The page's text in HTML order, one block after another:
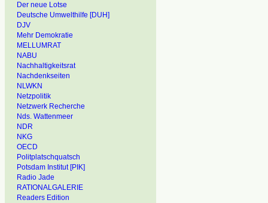
Der neue Lotse
Deutsche Umwelthilfe [DUH]
DJV
Mehr Demokratie
MELLUMRAT
NABU
Nachhaltigkeitsrat
Nachdenkseiten
NLWKN
Netzpolitik
Netzwerk Recherche
Nds. Wattenmeer
NDR
NKG
OECD
Politplatschquatsch
Potsdam Institut [PIK]
Radio Jade
RATIONALGALERIE
Readers Edition